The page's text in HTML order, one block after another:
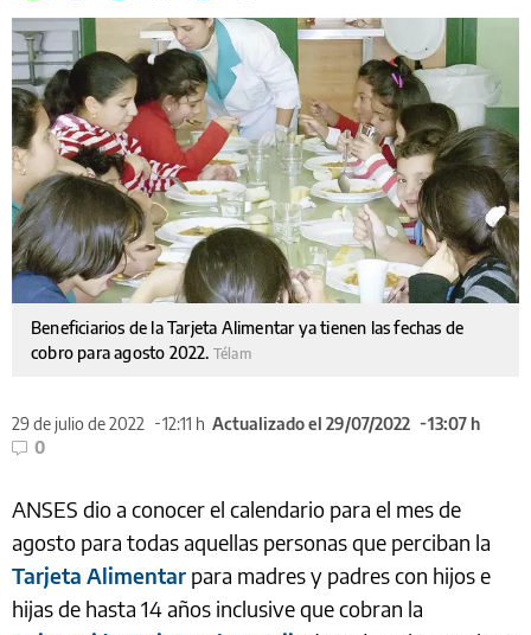
Beneficiarios de la Tarjeta Alimentar ya tienen las fechas de
cobro para agosto 2022. Télam
29 de julio de 2022 12:11 h Actualizado el 29/07/2022
13:07 h
0
ANSES dio a conocer el calendario para el mes de
agosto para todas aquellas personas que perciban la
Tarjeta Alimentar para madres y padres con hijos e
hijas de hasta 14 años inclusive que cobran la